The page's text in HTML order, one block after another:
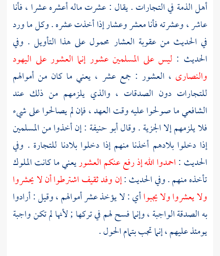
أهل الذمة في التجارات . يقال : عشرت ماله أعشره عشرا ، فأنا
عاشر ، وعشرته فأنا معشر وعشار إذا أخذت عشره . وكل ما ورد
في الحديث من عقوبة العشار محمول على هذا التأويل . وفي
الحديث : ليس على المسلمين عشور إنما العشور على اليهود
والنصارى ، العشور : جمع عشر ، يعني ما كان من أموالهم
للتجارات دون الصدقات ، والذي يلزمهم من ذلك عند
الشافعي ما صولحوا عليه وقت العهد ، فإن لم يصالحوا على شيء
فلا يلزمهم إلا الجزية . وقالأبو حنيفة : إن أخذوا من المسلمين
إذا دخلوا بلادهم أخذنا منهم إذا دخلوا بلادنا للتجارة . وفي
الحديث :احمدوا الله إذ رفع عنكم العشوريعني ما كانت الملوك
تأخذه منهم . وفي الحديث :إن وفدثقيفاشترطوا أن لا يحشروا
ولا يعشروا ولا يجبواأي : لا يؤخذ عشر أموالهم ، وقيل : أرادوا
به الصدقة الواجبة ، وإنما فسح لهم في تركها ; لأنها لم تكن واجبة
يومئذ عليهم ، إنما تجب بتمام الحول .